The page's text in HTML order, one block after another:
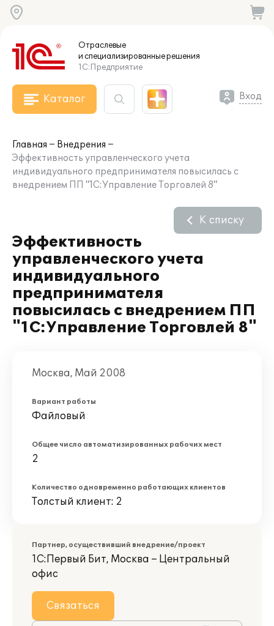
Отраслевые
и специализированныерешения
1С:Предприятие
Каталог Вход
Главная
Внедрения
Эффективность управленческого учета
индивидуального предпринимателя повысилась с
внедрением ПП "1С:Управление Торговлей 8"
Эффективность
управленческого учета
индивидуального
предпринимателя
повысилась с внедрением ПП
"1С:Управление Торговлей 8"
К списку
Москва, Май 2008
Вариант работы
Файловый
Общее число автоматизированных рабочих мест
2
Количество одновременно работающих клиентов
Толстый клиент: 2
Партнер, осуществивший внедрение/проект
1С:Первый Бит, Москва – Центральный
офис
Связаться